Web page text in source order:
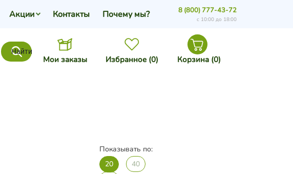
Найти
Мои заказы Избранное (0) Корзина (0)
Акции Контакты Почему мы? 8 (800) 777-43-72
с 10:00 до 18:00
Показывать по:
20
40